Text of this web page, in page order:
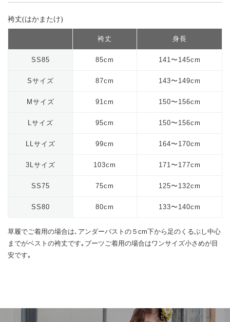
袴丈(はかまたけ)
袴丈 身長
SS85 85cm 141〜145cm
Sサイズ 87cm 143〜149cm
Mサイズ 91cm 150〜156cm
Lサイズ 95cm 150〜156cm
LLサイズ 99cm 164〜170cm
3Lサイズ 103cm 171〜177cm
SS75 75cm 125〜132cm
SS80 80cm 133〜140cm
草履でご着用の場合は､アンダーバストの５cm下から足のくるぶし中心
までがベストの袴丈です｡ブーツご着用の場合はワンサイズ小さめが目
安です｡